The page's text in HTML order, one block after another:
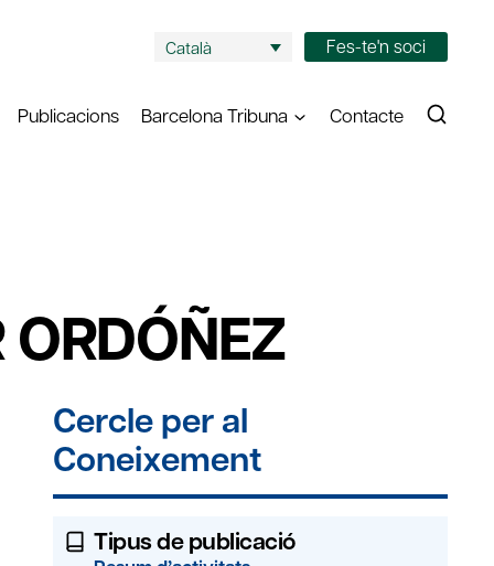
Català Fes-te'n soci
Publicacions Barcelona Tribuna Contacte
Cercle per al
Coneixement
Tipus de publicació